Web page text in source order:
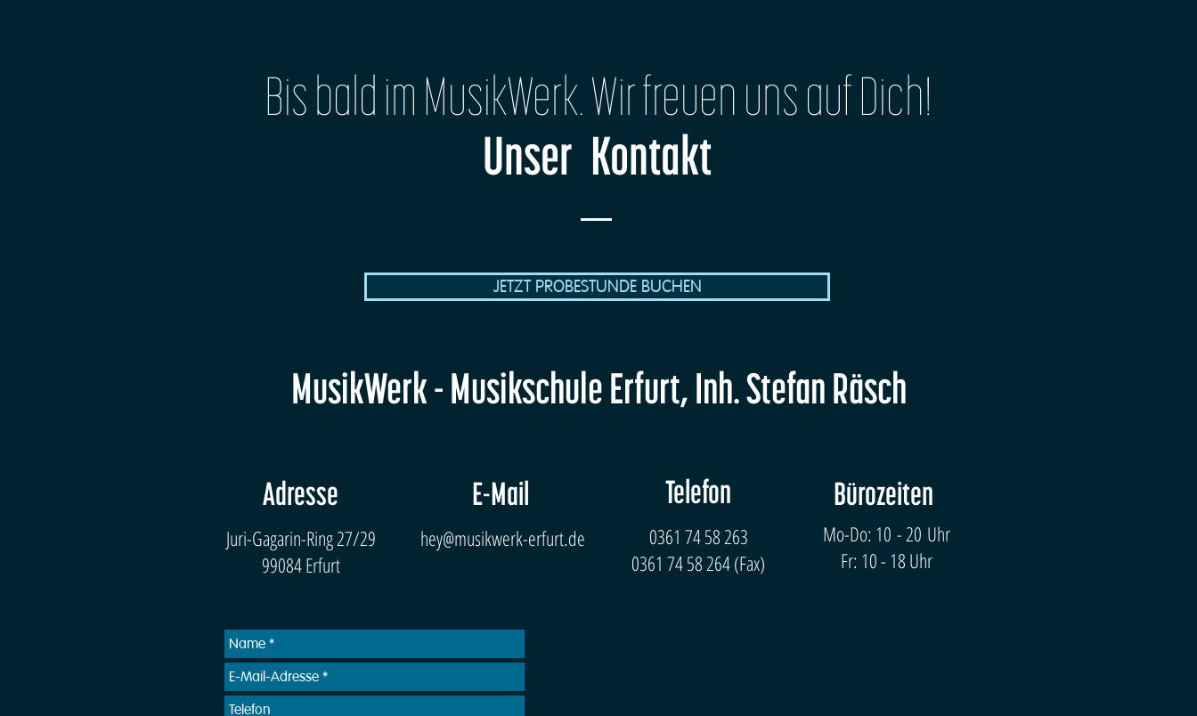
Bis bald im MusikWerk. Wir freuen uns auf Dich!
Unser Kontakt
JETZT PROBESTUNDE BUCHEN
MusikWerk - Musikschule Erfurt, Inh. Stefan Räsch
Adresse
Juri-Gagarin-Ring 27/29
99084 Erfurt
E-Mail
hey@musikwerk-erfurt.de
Telefon
0361 74 58 263
0361 74 58 264 (Fax)
Bürozeiten
Mo-Do: 10 - 20 Uhr
Fr: 10 - 18 Uhr